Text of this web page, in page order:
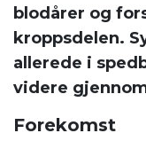
blodårer og
kroppsdelen.
allerede i
videre
Forekomst